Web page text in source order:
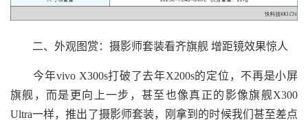
二、外观图赏：摄影师套装看齐旗舰 增距镜效果惊人
今年vivo X300s打破了去年X200s的定位，不再是小屏
旗舰，而是更向上一步，甚至也像真正的影像旗舰X300
Ultra一样，推出了摄影师套装，刚拿到的时候我们甚至差点